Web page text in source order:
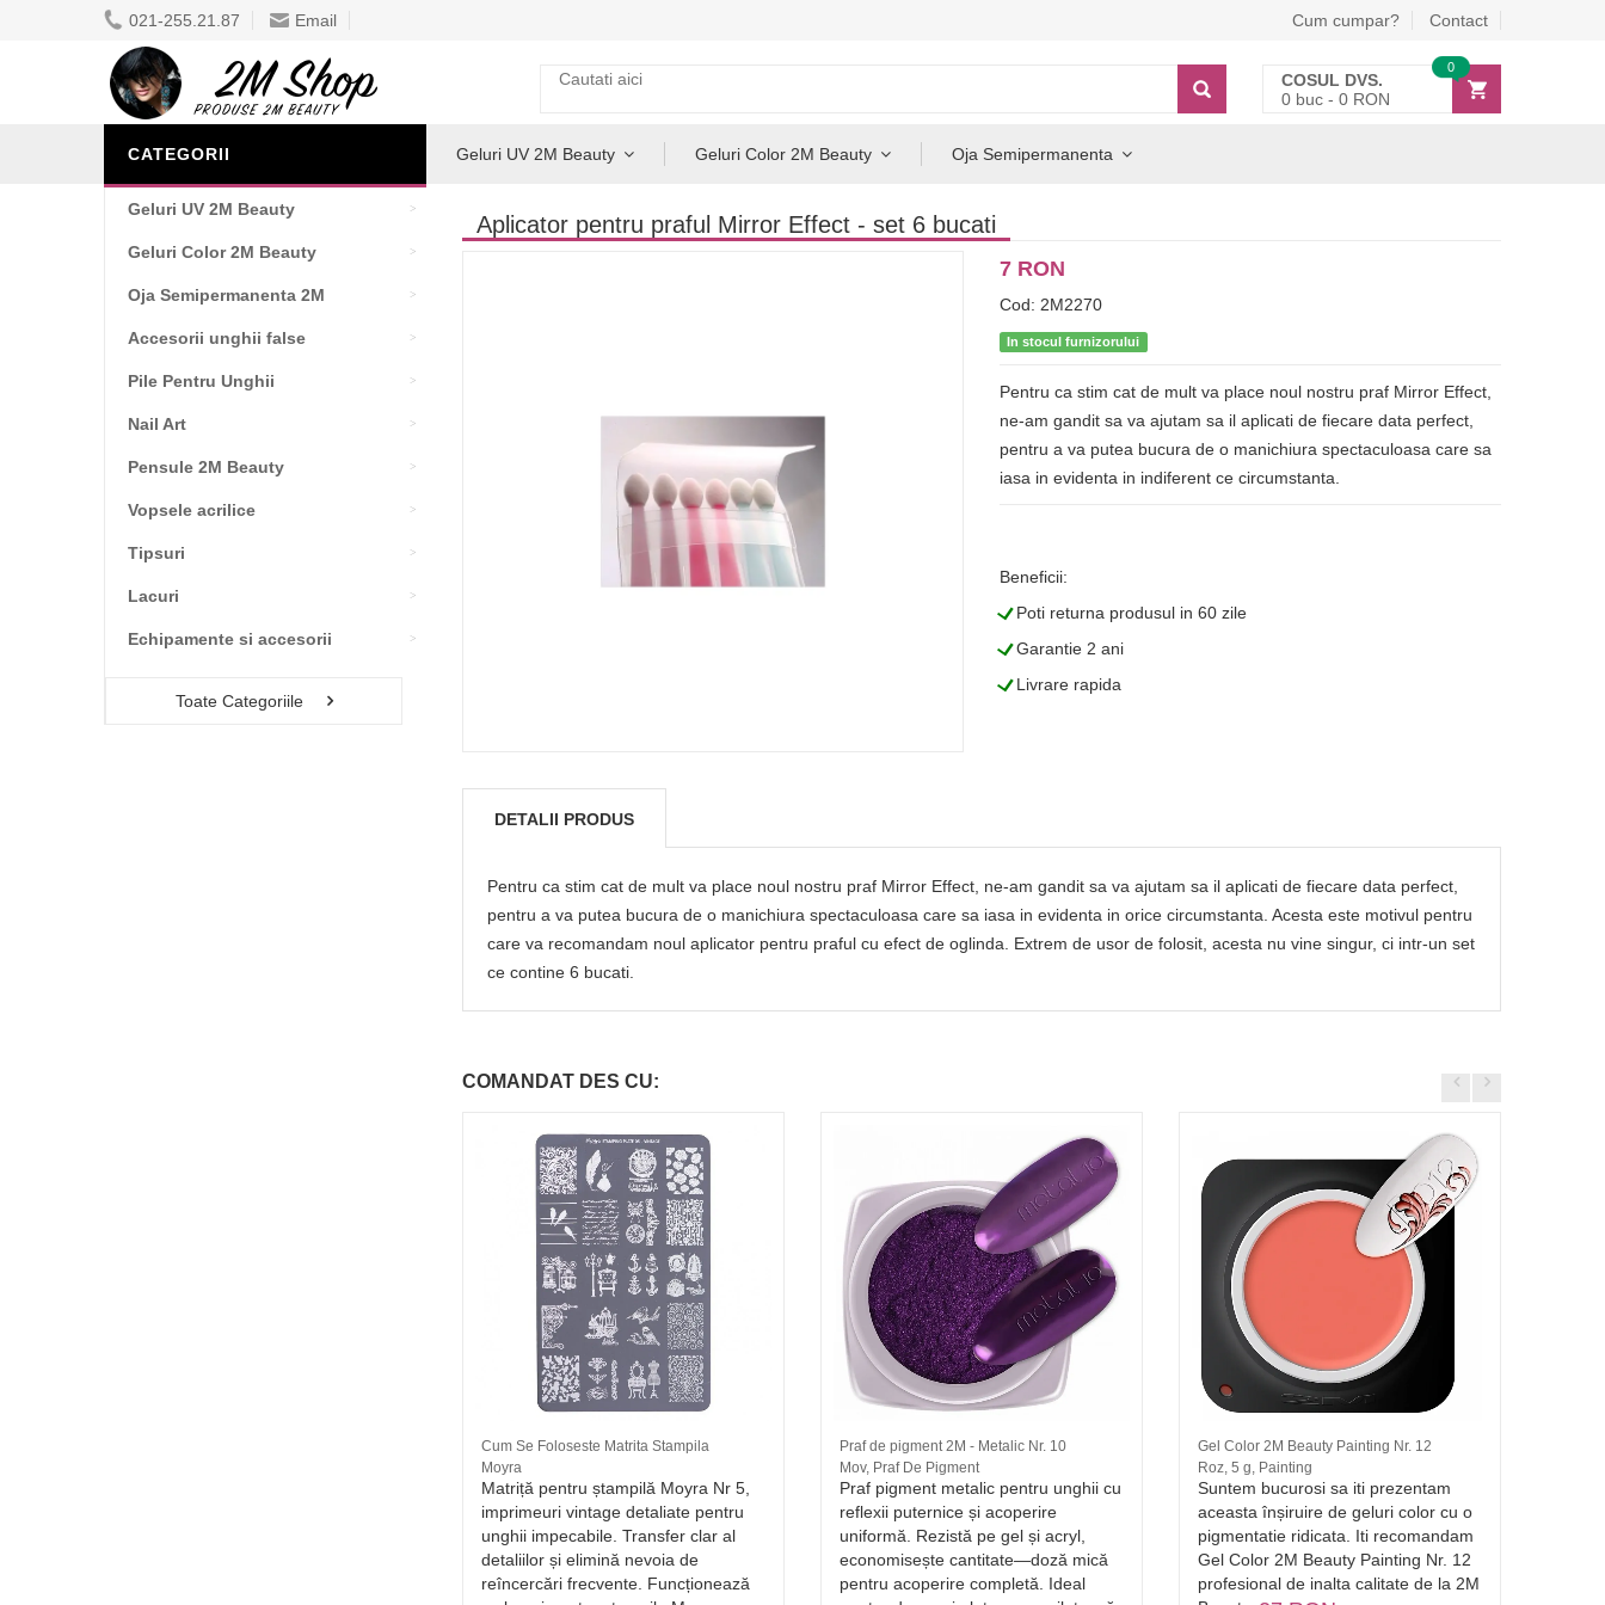
021-255.21.87 Email Cum cumpar? Contact
COSUL DVS.
0 buc - 0 RON
0
CATEGORII
Geluri UV 2M Beauty
Geluri Color 2M Beauty
Oja Semipermanenta 2M
Accesorii unghii false
Pile Pentru Unghii
Nail Art
Pensule 2M Beauty
Vopsele acrilice
Tipsuri
Lacuri
Echipamente si accesorii
Toate Categoriile
Geluri UV 2M Beauty Geluri Color 2M Beauty Oja Semipermanenta
Aplicator pentru praful Mirror Effect - set 6 bucati
7 RON
Cod: 2M2270
In stocul furnizorului
Pentru ca stim cat de mult va place noul nostru praf Mirror Effect,
ne-am gandit sa va ajutam sa il aplicati de fiecare data perfect,
pentru a va putea bucura de o manichiura spectaculoasa care sa
iasa in evidenta in indiferent ce circumstanta.
Beneficii:
LPoti returna produsul in 60 zile
LGarantie 2 ani
LLivrare rapida
DETALII PRODUS
Pentru ca stim cat de mult va place noul nostru praf Mirror Effect, ne-am gandit sa va ajutam sa il aplicati de fiecare data perfect,
pentru a va putea bucura de o manichiura spectaculoasa care sa iasa in evidenta in orice circumstanta. Acesta este motivul pentru
care va recomandam noul aplicator pentru praful cu efect de oglinda. Extrem de usor de folosit, acesta nu vine singur, ci intr-un set
ce contine 6 bucati.
COMANDAT DES CU:
Cum Se Foloseste Matrita Stampila
Moyra
Matriță pentru ștampilă Moyra Nr 5,
imprimeuri vintage detaliate pentru
unghii impecabile. Transfer clar al
detaliilor și elimină nevoia de
reîncercări frecvente. Funcționează
Praf de pigment 2M - Metalic Nr. 10
Mov, Praf De Pigment
Praf pigment metalic pentru unghii cu
reflexii puternice și acoperire
uniformă. Rezistă pe gel și acryl,
economisește cantitate—doză mică
pentru acoperire completă. Ideal
Gel Color 2M Beauty Painting Nr. 12
Roz, 5 g, Painting
Suntem bucurosi sa iti prezentam
aceasta înșiruire de geluri color cu o
pigmentatie ridicata. Iti recomandam
Gel Color 2M Beauty Painting Nr. 12
profesional de inalta calitate de la 2M